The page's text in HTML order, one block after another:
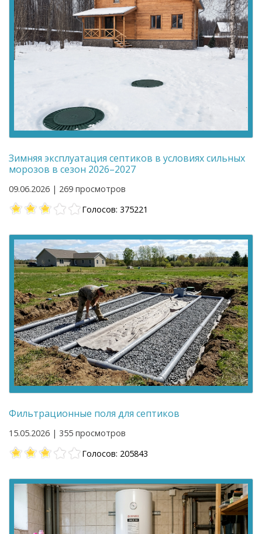
Зимняя эксплуатация септиков в условиях сильных
морозов в сезон 2026–2027
09.06.2026 | 269 просмотров
Голосов: 375221
Фильтрационные поля для септиков
15.05.2026 | 355 просмотров
Голосов: 205843